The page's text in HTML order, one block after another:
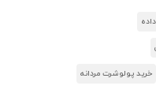
خرید پولوشرت مردانه